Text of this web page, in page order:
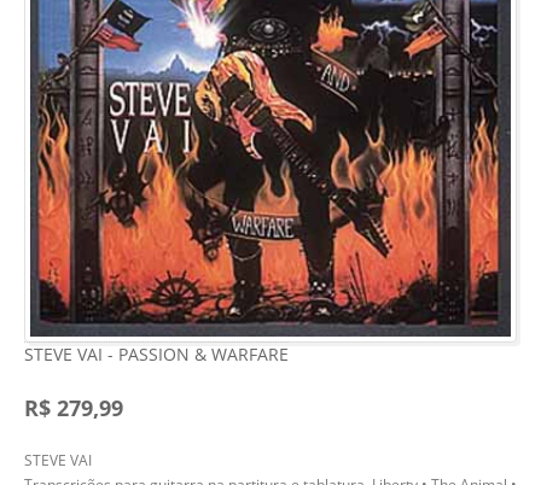
STEVE VAI - PASSION & WARFARE
R$ 279,99
STEVE VAI